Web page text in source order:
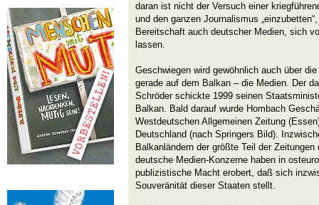
daran ist nicht der Versuch einer
und den ganzen Journalismus
Bereitschaft auch deutscher Medien, sich
lassen.
Geschwiegen wird gewöhnlich auch über
gerade auf dem Balkan – die Medien. Der
Schröder schickte 1999 seinen
Balkan. Bald darauf wurde Hombach
Westdeutschen Allgemeinen Zeitung
Deutschland (nach Springers Bild).
Balkanländern der größte Teil der
deutsche Medien-Konzerne haben in
publizistische Macht erobert, daß sich
Souveränität dieser Staaten stellt.